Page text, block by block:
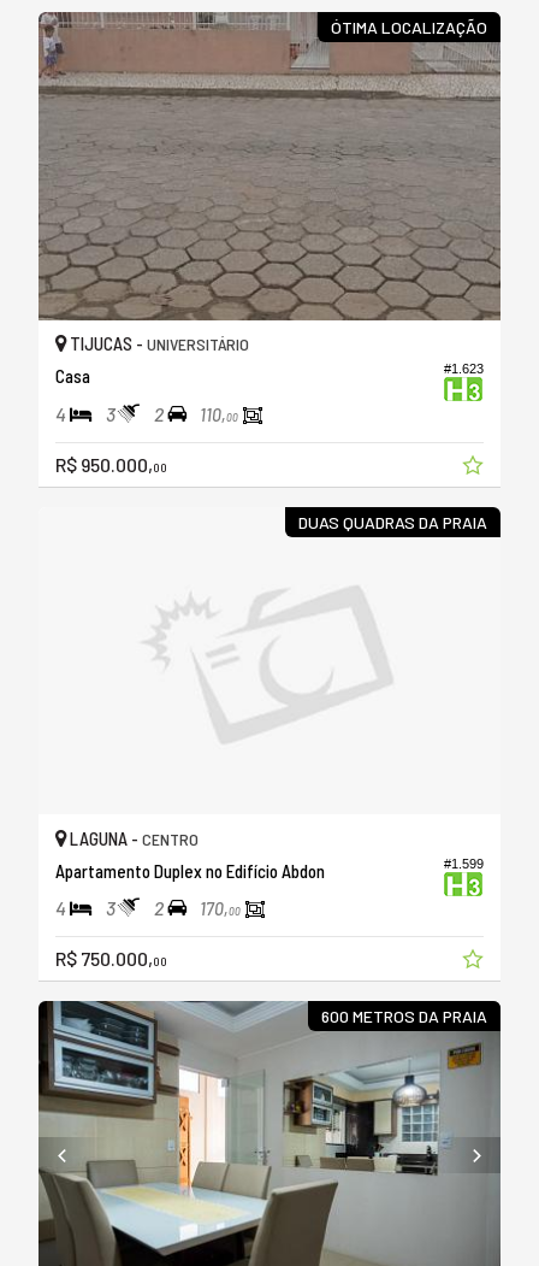
ÓTIMA LOCALIZAÇÃO
#1.623
TIJUCAS - UNIVERSITÁRIO
Casa
4 3 2 110,00
R$ 950.000,00
DUAS QUADRAS DA PRAIA
#1.599
LAGUNA - CENTRO
Apartamento Duplex no Edifício Abdon
4 3 2 170,00
R$ 750.000,00
600 METROS DA PRAIA